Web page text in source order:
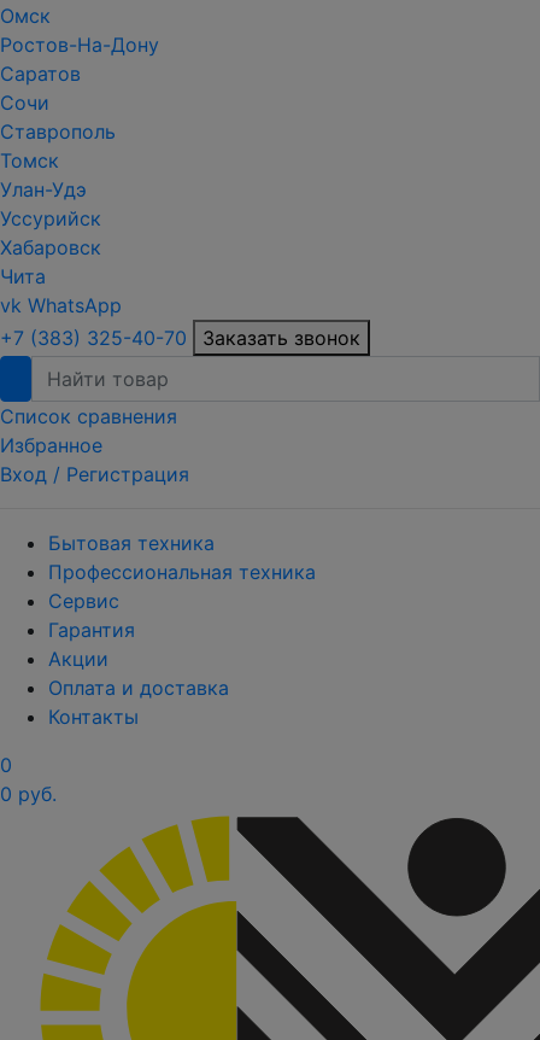
Омск
Ростов-На-Дону
Саратов
Сочи
Ставрополь
Томск
Улан-Удэ
Уссурийск
Хабаровск
Чита
vk WhatsApp
+7 (383) 325-40-70
Заказать звонок
Список сравнения
Избранное
Вход / Регистрация
Бытовая техника
Профессиональная техника
Сервис
Гарантия
Акции
Оплата и доставка
Контакты
0
0 руб.